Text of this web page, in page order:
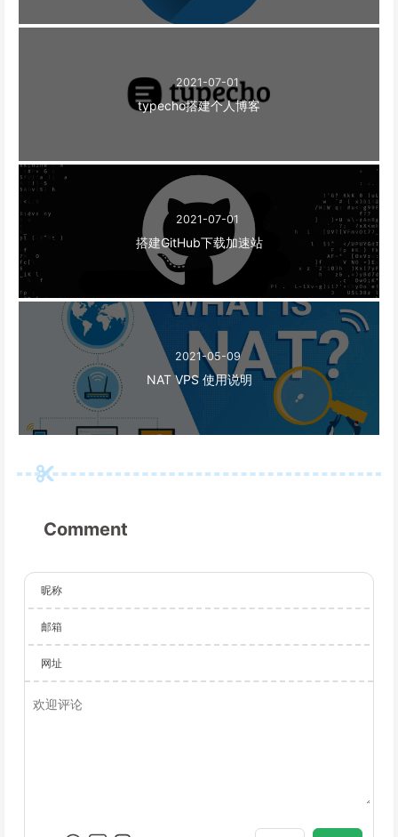
2021-07-01
typecho搭建个人博客
2021-07-01
搭建GitHub下载加速站
2021-05-09
NAT VPS 使用说明
Comment
昵称
邮箱
网址